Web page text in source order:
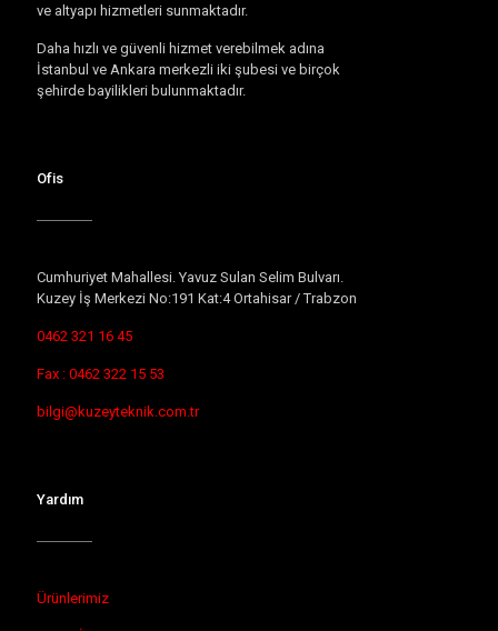
ve altyapı hizmetleri sunmaktadır.
Daha hızlı ve güvenli hizmet verebilmek adına
İstanbul ve Ankara merkezli iki şubesi ve birçok
şehirde bayilikleri bulunmaktadır.
Ofis
Cumhuriyet Mahallesi. Yavuz Sulan Selim Bulvarı.
Kuzey İş Merkezi No:191 Kat:4 Ortahisar / Trabzon
0462 321 16 45
Fax : 0462 322 15 53
bilgi@kuzeyteknik.com.tr
Yardım
Ürünlerimiz